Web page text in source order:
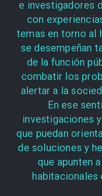
e investigadores
con
temas en torno al
se desempeñan
de la función
combatir los
alertar a la
En ese
investigaciones
que puedan
de soluciones y
que apunten
habitacionales